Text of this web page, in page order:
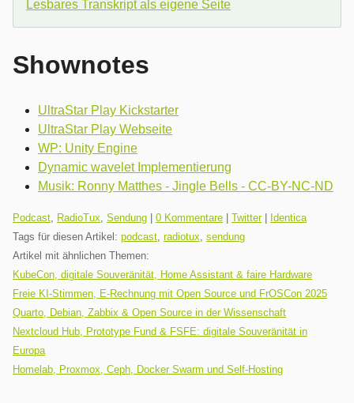
Lesbares Transkript als eigene Seite
Shownotes
UltraStar Play Kickstarter
UltraStar Play Webseite
WP: Unity Engine
Dynamic wavelet Implementierung
Musik: Ronny Matthes - Jingle Bells - CC-BY-NC-ND
Kategorien:
Podcast, RadioTux, Sendung 0 Kommentare Twitter|
Identica
Tags für diesen Artikel: podcast, radiotux, sendung
Artikel mit ähnlichen Themen:
KubeCon, digitale Souveränität, Home Assistant & faire Hardware
Freie KI-Stimmen, E-Rechnung mit Open Source und FrOSCon 2025
Quarto, Debian, Zabbix & Open Source in der Wissenschaft
Nextcloud Hub, Prototype Fund & FSFE: digitale Souveränität in
Europa
Homelab, Proxmox, Ceph, Docker Swarm und Self-Hosting